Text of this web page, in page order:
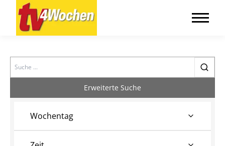
Search
Erweiterte Suche
Wochentag